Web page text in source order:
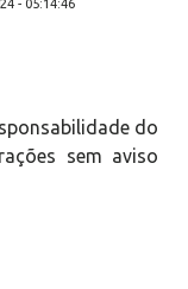
- 05:14:46
do
sem aviso